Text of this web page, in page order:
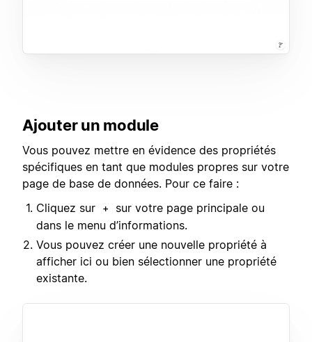
Ajouter un module
Vous pouvez mettre en évidence des propriétés
spécifiques en tant que modules propres sur votre
page de base de données. Pour ce faire :
Cliquez sur
+
sur votre page principale ou
dans le menu d’informations.
Vous pouvez créer une nouvelle propriété à
afficher ici ou bien sélectionner une propriété
existante.